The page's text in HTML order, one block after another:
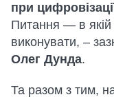
при
Питання — в якій
виконувати, –
Олег Дунда.
Та разом з тим,